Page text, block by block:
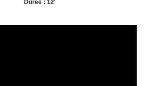
Durée : 12′